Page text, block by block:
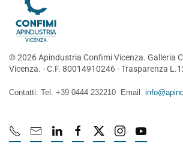
©2026Apindustria Confimi Vicenza. Galleria
Vicenza. - C.F. 80014910246 -Trasparenza
Contatti: Tel. +39 0444 232210 Email